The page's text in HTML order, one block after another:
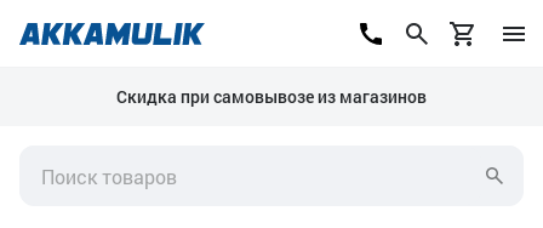
Скидка при самовывозе из магазинов